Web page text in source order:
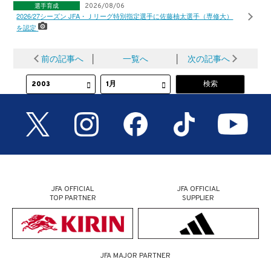
選手育成 2026/08/06
2026/27シーズン JFA・Ｊリーグ特別指定選手に佐藤柚太選手（専修大）
を認定
前の記事へ │ 一覧へ │ 次の記事へ
JFA OFFICIAL
TOP PARTNER
JFA OFFICIAL
SUPPLIER
JFA MAJOR PARTNER